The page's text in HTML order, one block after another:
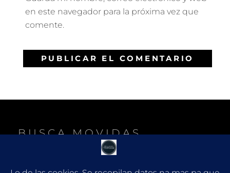
en este navegador para la próxima vez que
comente.
BUSCA MOVIDAS
U